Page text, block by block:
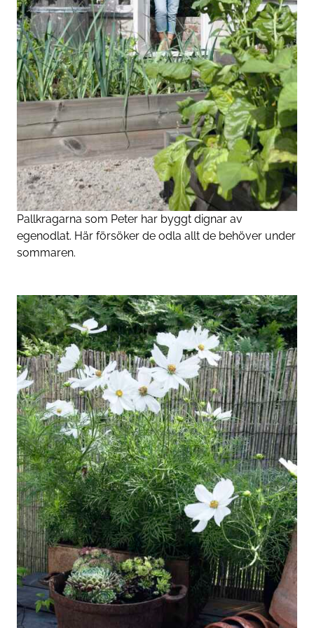
Pallkragarna som Peter har byggt dignar av
egenodlat. Här försöker de odla allt de behöver under
sommaren.